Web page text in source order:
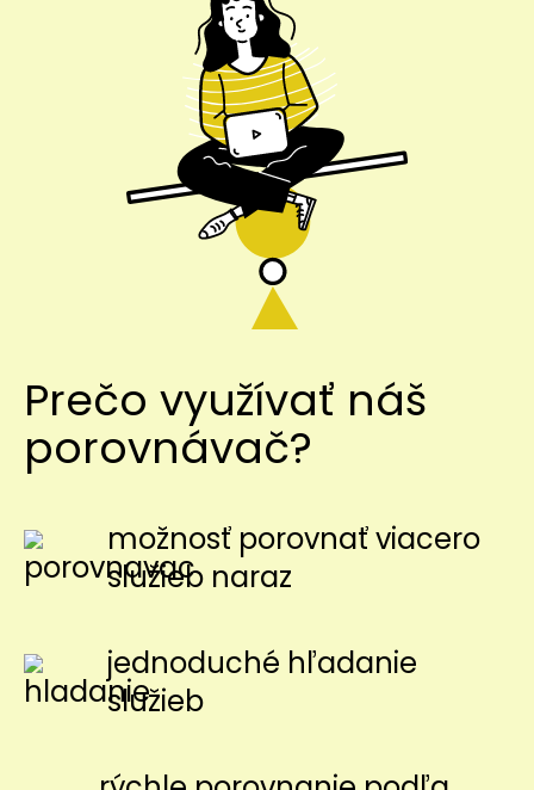
Prečo využívať náš
porovnávač?
možnosť porovnať viacero
služieb naraz
jednoduché hľadanie
služieb